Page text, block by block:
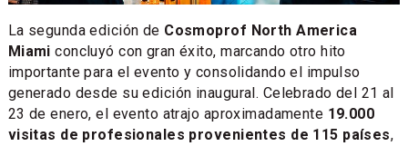
La segunda edición de Cosmoprof North America
Miamiconcluyó con gran éxito, marcando otro hito
importante para el evento y consolidando el impulso
generado desde su edición inaugural. Celebrado del 21 al
23 de enero, el evento atrajo aproximadamente 19.000
visitas de profesionales provenientes de 115 países,